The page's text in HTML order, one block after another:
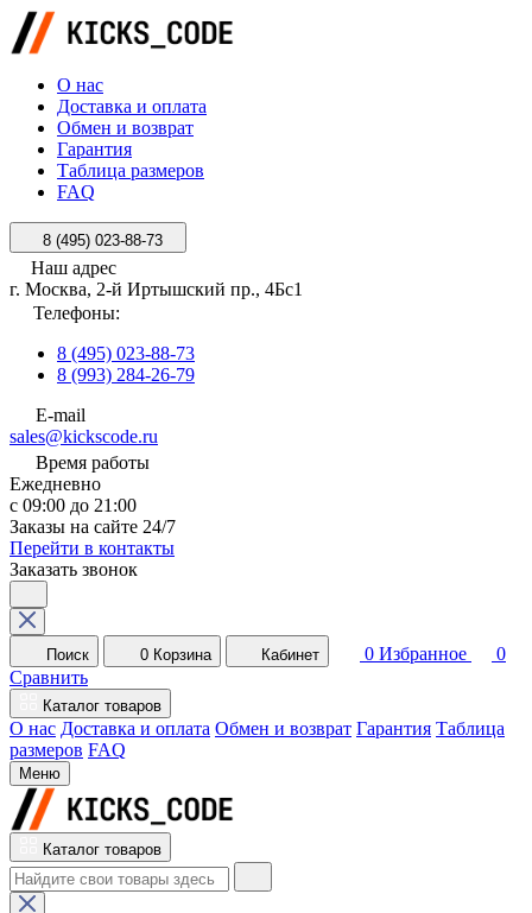
О нас
Доставка и оплата
Обмен и возврат
Гарантия
Таблица размеров
FAQ
8 (495) 023-88-73
Наш адрес
г. Москва, 2-й Иртышский пр., 4Бс1
Телефоны:
8 (495) 023-88-73
8 (993) 284-26-79
E-mail
sales@kickscode.ru
Время работы
Ежедневно
с 09:00 до 21:00
Заказы на сайте 24/7
Перейти в контакты
Заказать звонок
Поиск 0 Корзина Кабинет 0 Избранное
0
Сравнить
Каталог товаров
О нас Доставка и оплата Обмен и возврат Гарантия Таблица
размеров FAQ
Меню
Каталог товаров